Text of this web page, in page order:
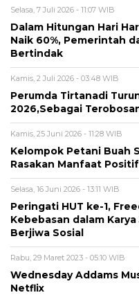
Selasa, 7 Juli 2026 - 11:07 WIB
Dalam Hitungan Hari
Naik 60%, Pemerintah
Bertindak
Kamis, 2 Juli 2026 - 03:48 WIB
Perumda Tirtanadi
2026,Sebagai
Kamis, 25 Juni 2026 - 11:28 WIB
Kelompok Petani Buah
Rasakan Manfaat
Selasa, 16 Juni 2026 - 13:11 WIB
Peringati HUT ke-1,
Kebebasan dalam
Berjiwa Sosial
Rabu, 29 Maret 2023 - 05:10 WIB
Wednesday Addams
Netflix